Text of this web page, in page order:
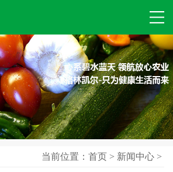
当前位置：首页 > 新闻中心 >